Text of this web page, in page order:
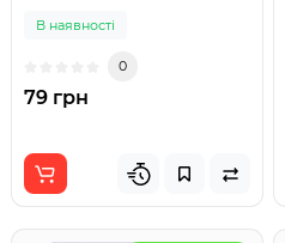
В наявності
0
79 грн